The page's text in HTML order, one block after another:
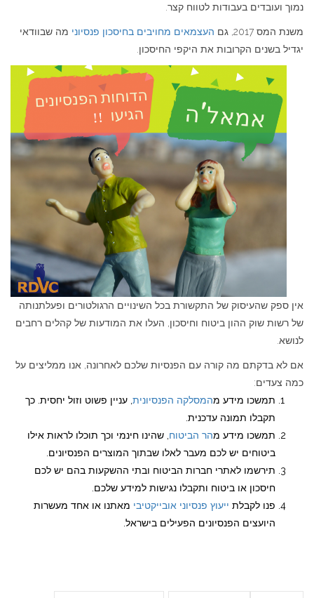
נמוך ועובדים בעבודות לטווח קצר.
משנת המס 2017, גם העצמאים מחויבים בחיסכון פנסיוני מה שבוודאי
יגדיל בשנים הקרובות את היקפי החיסכון.
אין ספק שהעיסוק של התקשורת בכל השינויים הרגולטורים ופעלתנותה
של רשות שוק ההון ביטוח וחיסכון, העלו את המודעות של קהלים רחבים
לנושא.
אם לא בדקתם מה קורה עם הפנסיות שלכם לאחרונה, אנו ממליצים על
כמה צעדים:
תמשכו מידע מהמסלקה הפנסיונית , עניין פשוט וזול יחסית. כך
תקבלו תמונה עדכנית.
תמשכו מידע מהר הביטוח , שהינו חינמי וכך תוכלו לראות אילו
ביטוחים יש לכם מעבר לאלו שבתוך המוצרים הפנסיונים.
תירשמו לאתרי חברות הביטוח ובתי ההשקעות בהם יש לכם
חיסכון או ביטוח ותקבלו נגישות למידע שלכם.
פנו לקבלת ייעוץ פנסיוני אובייקטיבי מאתנו או אחד מעשרות
היועצים הפנסיונים הפעילים בישראל.